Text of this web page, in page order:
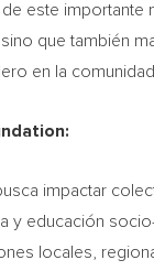
este importante
que también
en la comunidad.
impactar
y educación
locales,